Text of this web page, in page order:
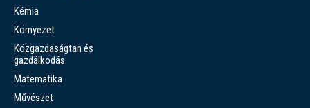
Kémia
Környezet
Közgazdaságtan és
gazdálkodás
Matematika
Művészet